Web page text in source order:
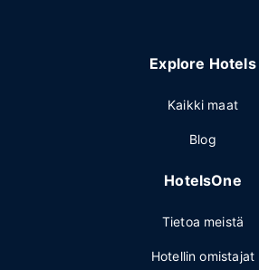
Explore Hotels
Kaikki maat
Blog
HotelsOne
Tietoa meistä
Hotellin omistajat